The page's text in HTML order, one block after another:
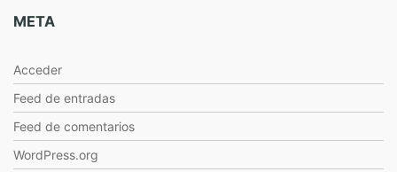
META
Acceder
Feed de entradas
Feed de comentarios
WordPress.org